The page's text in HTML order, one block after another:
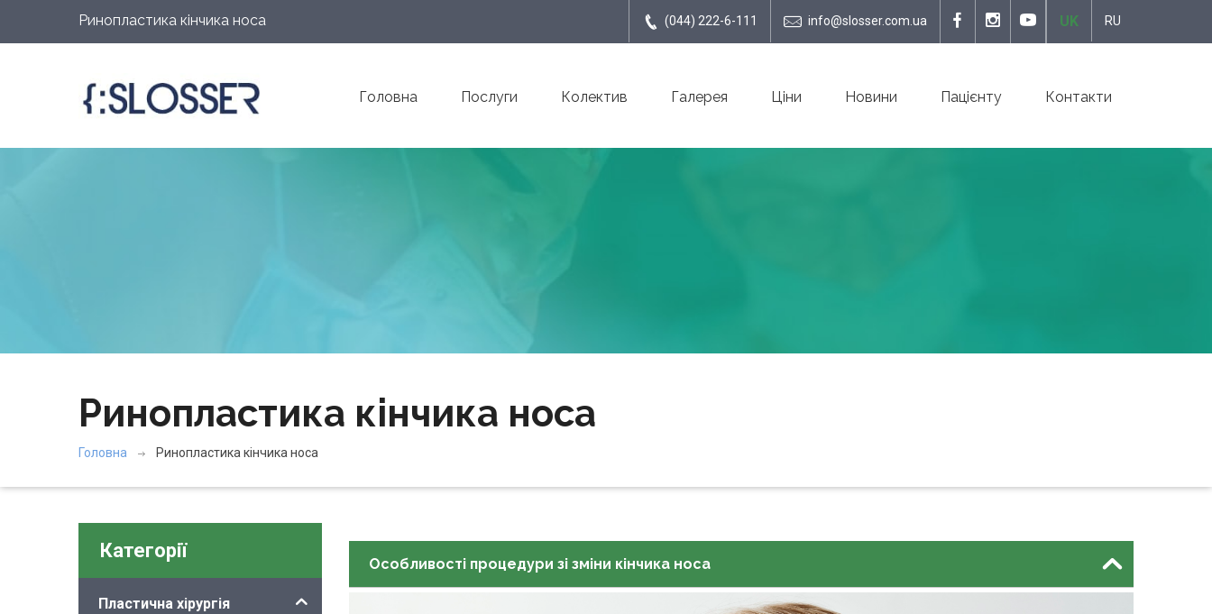
Ринопластика кінчика носа (044) 222-6-111 info@slosser.com.ua UK RU
Головна Послуги Колектив Галерея Ціни Новини Пацієнту Контакти
Ринопластика кінчика носа
Головна Ринопластика кінчика носа
Категорії
Пластична хірургія
Особливості процедури зі зміни кінчика носа